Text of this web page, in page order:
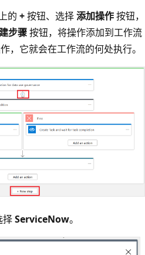
的 +按钮、选择添加操作按钮，
步骤按钮，将操作添加到工作流
，它就会在工作流的何处执行。
择ServiceNow。